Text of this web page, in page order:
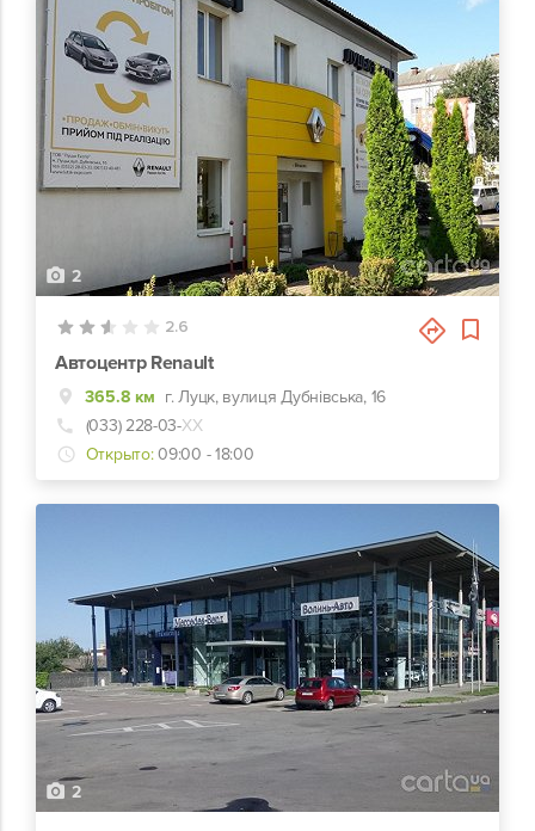
2
2.6
Автоцентр Renault
365.8 км г. Луцк, вулиця Дубнівська, 16
(033) 228-03-ХХ
Открыто: 09:00 - 18:00
2